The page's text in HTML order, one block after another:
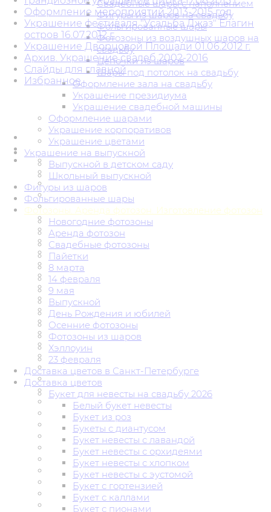
Свадебные шары с наполнением
Фигуры из шаров на свадьбу
Фольгированные шары
Фотозоны из воздушных шаров на
свадьбу
Цепочки из шаров
Шары под потолок на свадьбу
Оформление зала на свадьбу
Украшение президиума
Украшение свадебной машины
Оформление шарами
Украшение корпоративов
Украшение цветами
Украшение на выпускной
Выпускной в детском саду
Школьный выпускной
Фигуры из шаров
Фольгированные шары
Фотозоны. Аренда фотозон. Изготовление фотозон
Новогодние фотозоны
Аренда фотозон
Свадебные фотозоны
Пайетки
8 марта
14 февраля
9 мая
Выпускной
День Рождения и юбилей
Осенние фотозоны
Фотозоны из шаров
Хэллоуин
23 февраля
Доставка цветов в Санкт-Петербурге
Доставка цветов
Букет для невесты на свадьбу 2026
Белый букет невесты
Букет из роз
Букеты с диантусом
Букет невесты с лавандой
Букет невесты с орхидеями
Букет невесты с хлопком
Букет невесты с эустомой
Букет с гортензией
Букет с каллами
Букет с пионами
Оформление мероприятий 2013-2015 год
Украшение фестиваля "Усадьба Джаз" Елагин
остров 16.07.2012 г.
Украшение Дворцовой Площади 01.06.2012 г.
Архив. Украшение свадеб 2002-2016
Слайды для главной
Избранное